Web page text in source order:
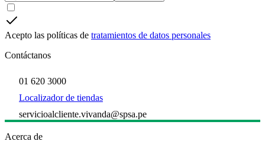
Acepto las políticas de tratamientos de datos personales
Contáctanos
01 620 3000
Localizador de tiendas
servicioalcliente.vivanda@spsa.pe
Acerca de